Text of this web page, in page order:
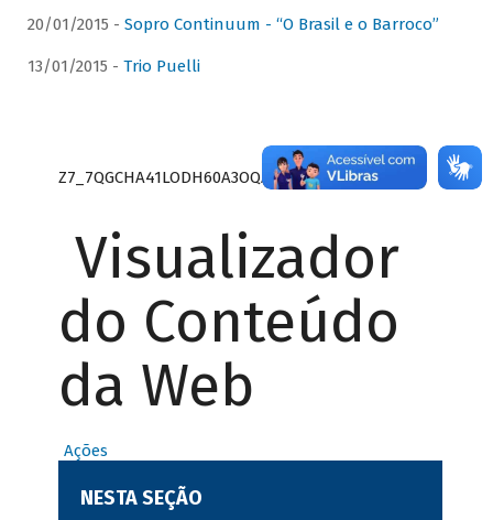
20/01/2015 - Sopro Continuum - “O Brasil e o Barroco”
13/01/2015 - Trio Puelli
Z7_7QGCHA41LODH60A3OQA8RN1415
Visualizador
do Conteúdo
da Web
Ações
NESTA SEÇÃO